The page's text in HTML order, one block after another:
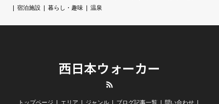
宿泊施設
暮らし・趣味 温泉
西日本ウォーカー
トップページ エリア ジャンル ブログ記事一覧 問い合わせ